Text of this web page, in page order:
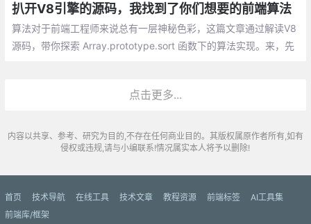
扒开V8引擎的源码，我找到了你们想要的前端算法
算法对于前端工程师来说总有一层神秘色彩，这篇文章通过解读V8
源码，带你探索 Array.prototype.sort 函数下的算法实现。来，先
点击更多...
内容以共享、参考、研究为目的,不存在任何商业目的。其版权属原作者所有,如有
侵权或违规,请与小编联系!情况属实本人将予以删除!
首页 技术导航 在线工具 技术文章 教程资源 前端标签
AI工具集
前端库/框架